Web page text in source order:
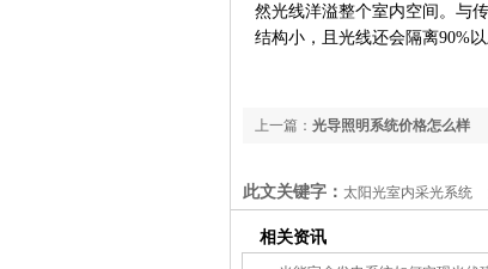
然光线洋溢整个室内空间。与
结构小，且光线还会隔离90%
上一篇： 光导照明系统价格怎么样
此文关键字： 太阳光室内采光系统
相关资讯